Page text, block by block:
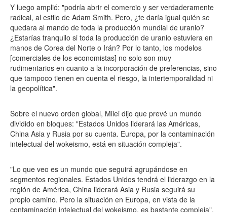
Y luego amplió: "podría abrir el comercio y ser verdaderamente
radical, al estilo de Adam Smith. Pero, ¿te daría igual quién se
quedara al mando de toda la producción mundial de uranio?
¿Estarías tranquilo si toda la producción de uranio estuviera en
manos de Corea del Norte o Irán? Por lo tanto, los modelos
[comerciales de los economistas] no solo son muy
rudimentarios en cuanto a la incorporación de preferencias, sino
que tampoco tienen en cuenta el riesgo, la intertemporalidad ni
la geopolítica".
Sobre el nuevo orden global, Milei dijo que prevé un mundo
dividido en bloques: "Estados Unidos liderará las Américas,
China Asia y Rusia por su cuenta. Europa, por la contaminación
intelectual del wokeismo, está en situación compleja".
"Lo que veo es un mundo que seguirá agrupándose en
segmentos regionales. Estados Unidos tendrá el liderazgo en la
región de América, China liderará Asia y Rusia seguirá su
propio camino. Pero la situación en Europa, en vista de la
contaminación intelectual del wokeismo, es bastante compleja",